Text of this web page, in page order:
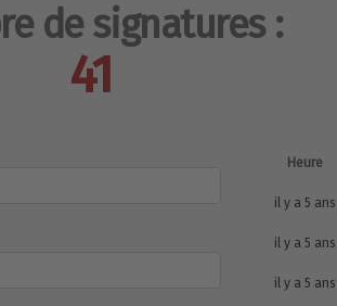
de signatures :
41
Heure
il y a 5 ans
il y a 5 ans
il y a 5 ans